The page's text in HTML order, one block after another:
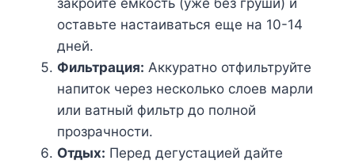
закройте емкость (уже без груши) и
оставьте настаиваться еще на 10-14
дней.
Фильтрация: Аккуратно отфильтруйте
напиток через несколько слоев марли
или ватный фильтр до полной
прозрачности.
Отдых: Перед дегустацией дайте